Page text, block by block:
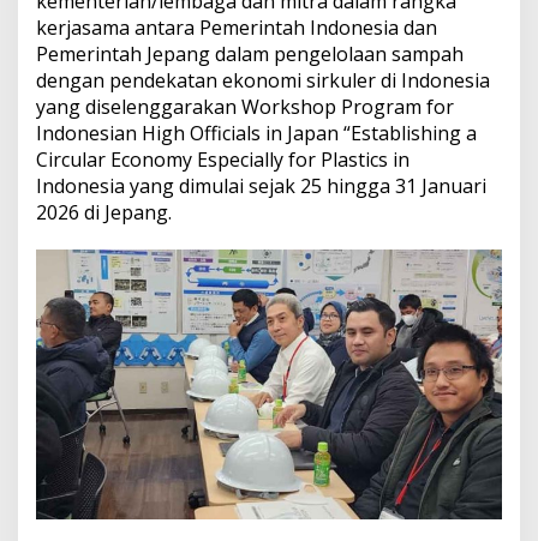
kerjasama antara Pemerintah Indonesia dan
Pemerintah Jepang dalam pengelolaan sampah
dengan pendekatan ekonomi sirkuler di Indonesia
yang diselenggarakan Workshop Program for
Indonesian High Officials in Japan “Establishing a
Circular Economy Especially for Plastics in
Indonesia yang dimulai sejak 25 hingga 31 Januari
2026 di Jepang.